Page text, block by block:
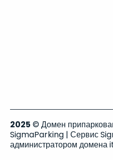
2025 © Домен
SigmaParking | Сервис
администратором